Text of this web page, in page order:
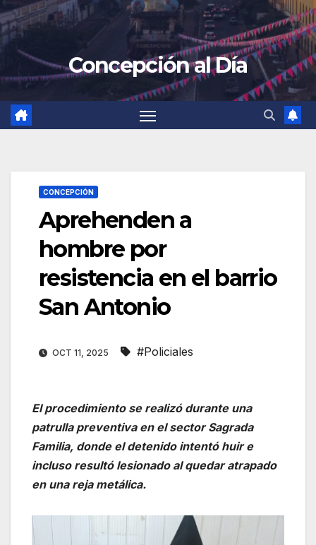
Concepción al Día
CONCEPCIÓN
Aprehenden a
hombre por
resistencia en el barrio
San Antonio
OCT 11, 2025 #Policiales
El procedimiento se realizó durante una
patrulla preventiva en el sector Sagrada
Familia, donde el detenido intentó huir e
incluso resultó lesionado al quedar atrapado
en una reja metálica.